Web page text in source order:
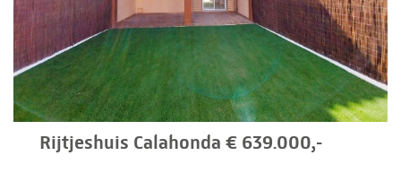
Rijtjeshuis Calahonda € 639.000,-